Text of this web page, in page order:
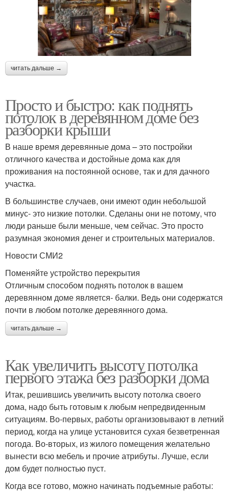
читать дальше →
Просто и быстро: как поднять
потолок в деревянном доме без
разборки крыши
В наше время деревянные дома – это постройки
отличного качества и достойные дома как для
проживания на постоянной основе, так и для дачного
участка.
В большинстве случаев, они имеют один небольшой
минус- это низкие потолки. Сделаны они не потому, что
люди раньше были меньше, чем сейчас. Это просто
разумная экономия денег и строительных материалов.
Новости СМИ2
Поменяйте устройство перекрытия
Отличным способом поднять потолок в вашем
деревянном доме является- балки. Ведь они содержатся
почти в любом потолке деревянного дома.
читать дальше →
Как увеличить высоту потолка
первого этажа без разборки дома
Итак, решившись увеличить высоту потолка своего
дома, надо быть готовым к любым непредвиденным
ситуациям. Во-первых, работы организовывают в летний
период, когда на улице установится сухая безветренная
погода. Во-вторых, из жилого помещения желательно
вынести всю мебель и прочие атрибуты. Лучше, если
дом будет полностью пуст.
Когда все готово, можно начинать подъемные работы: